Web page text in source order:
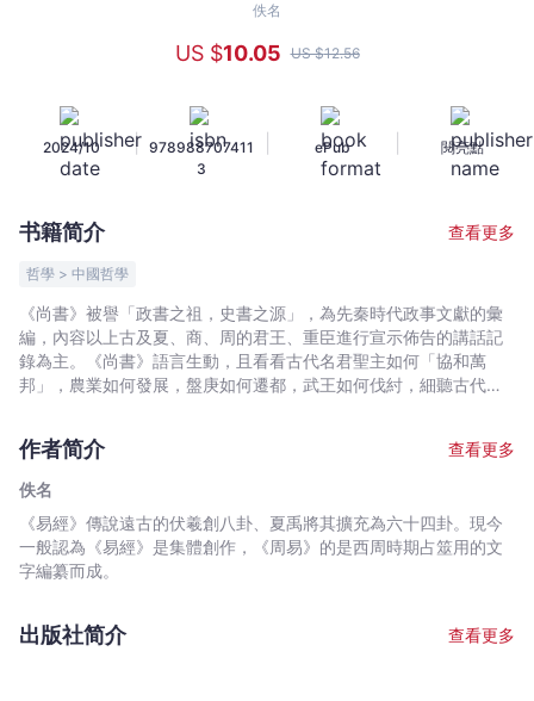
｜
Bookniverse
佚名
US $10.05 US $12.56
2024/10 | 978988707411
3
ePub 閱亮點
书籍简介 查看更多
哲學 > 中國哲學
《尚書》被譽「政書之祖，史書之源」，為先秦時代政事文獻的彙
編，內容以上古及夏、商、周的君王、重臣進行宣示佈告的講話記
錄為主。《尚書》語言生動，且看看古代名君聖主如何「協和萬
邦」，農業如何發展，盤庚如何遷都，武王如何伐紂，細聽古代的
作者简介
查看更多
佚名
《易經》傳說遠古的伏羲創八卦、夏禹將其擴充為六十四卦。現今
一般認為《易經》是集體創作，《周易》的是西周時期占筮用的文
字編纂而成。
出版社简介 查看更多